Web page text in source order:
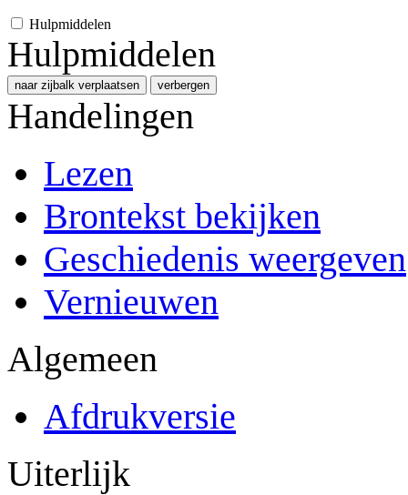
Hulpmiddelen
Hulpmiddelen
naar zijbalk verplaatsen verbergen
Handelingen
Lezen
Brontekst bekijken
Geschiedenis weergeven
Vernieuwen
Algemeen
Afdrukversie
Uiterlijk